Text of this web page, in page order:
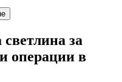
за
операции в